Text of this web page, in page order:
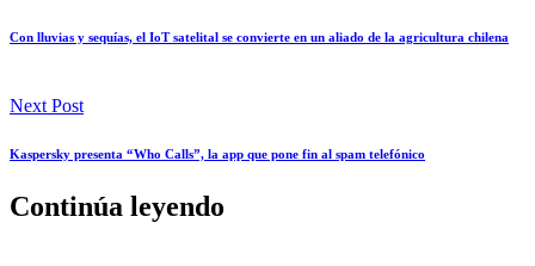
Con lluvias y sequías, el IoT satelital se convierte en un aliado de la agricultura chilena
Next Post
Kaspersky presenta “Who Calls”, la app que pone fin al spam telefónico
Continúa leyendo